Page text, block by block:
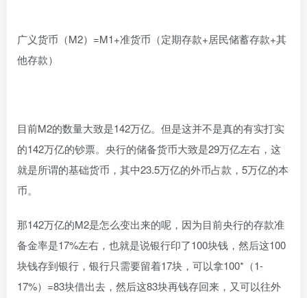
广义货币（M2）=M1+准货币（定期存款+居民储蓄存款+其
他存款）
目前M2的数量大致是142万亿。但是这并不是真的有实打实
的142万亿的钞票。央行的储备货币大致是29万亿左右，这
就是所谓的基础货币，其中23.5万亿的外币占款，5万亿的本
币。
那142万亿的M2是怎么变出来的呢，因为目前央行的存款准
备金率是17%左右，也就是说银行印了100块钱，然后这100
块钱存到银行，银行只需要留着17块，可以拿100*（1-
17%）=83块借出去，然后这83块再钱存回来，又可以往外